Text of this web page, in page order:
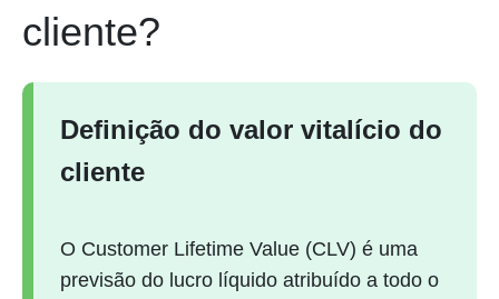
cliente?
Definição do valor vitalício do
cliente
O Customer Lifetime Value (CLV) é uma
previsão do lucro líquido atribuído a todo o